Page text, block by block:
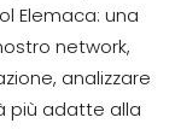
Elemaca: una
network,
analizzare
più adatte alla